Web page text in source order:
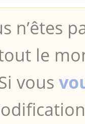
n’êtes
le
vous